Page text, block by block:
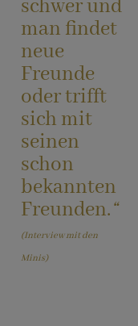
schwer und
man findet
neue
Freunde
oder trifft
sich mit
seinen
schon
bekannten
Freunden.“
(Interview mit den
Minis)